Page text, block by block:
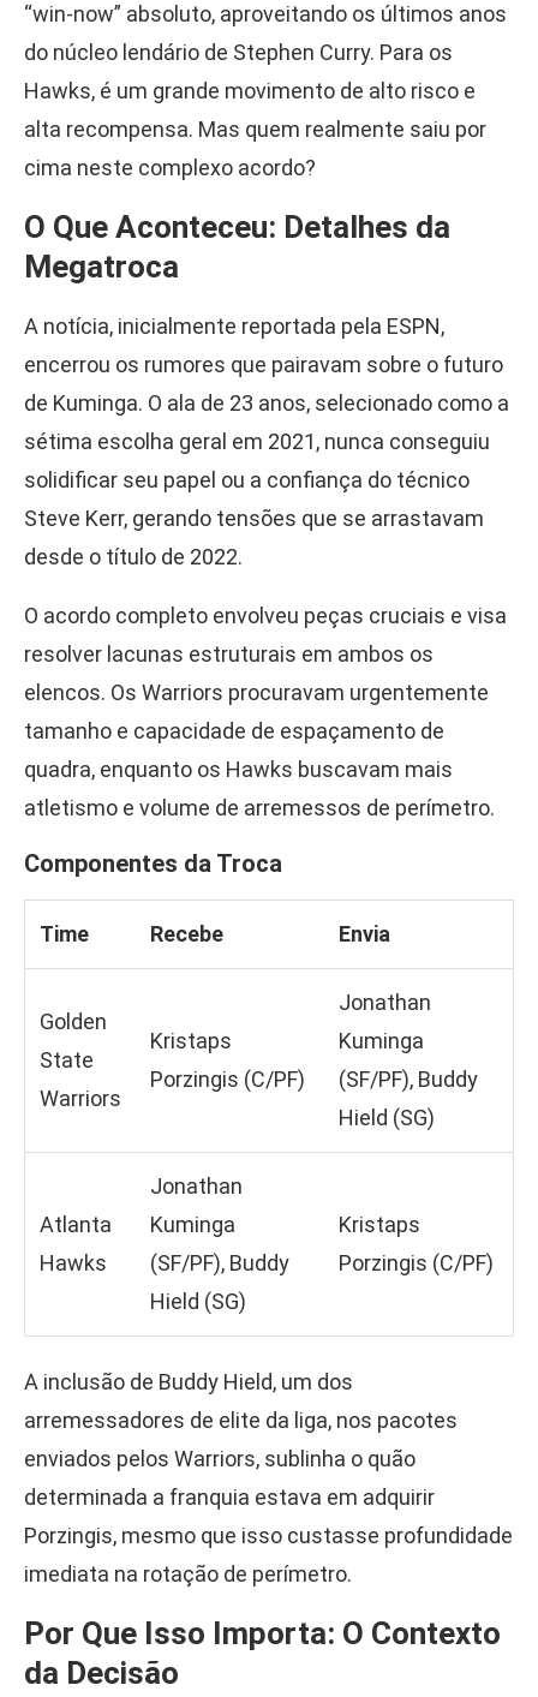
“win-now” absoluto, aproveitando os últimos anos
do núcleo lendário de Stephen Curry. Para os
Hawks, é um grande movimento de alto risco e
alta recompensa. Mas quem realmente saiu por
cima neste complexo acordo?
O Que Aconteceu: Detalhes da
Megatroca
A notícia, inicialmente reportada pela ESPN,
encerrou os rumores que pairavam sobre o futuro
de Kuminga. O ala de 23 anos, selecionado como a
sétima escolha geral em 2021, nunca conseguiu
solidificar seu papel ou a confiança do técnico
Steve Kerr, gerando tensões que se arrastavam
desde o título de 2022.
O acordo completo envolveu peças cruciais e visa
resolver lacunas estruturais em ambos os
elencos. Os Warriors procuravam urgentemente
tamanho e capacidade de espaçamento de
quadra, enquanto os Hawks buscavam mais
atletismo e volume de arremessos de perímetro.
Componentes da Troca
Time Recebe Envia
Golden
State
Warriors
Kristaps
Porzingis (C/PF)
Jonathan
Kuminga
(SF/PF), Buddy
Hield (SG)
Atlanta
Hawks
Jonathan
Kuminga
(SF/PF), Buddy
Hield (SG)
Kristaps
Porzingis (C/PF)
A inclusão de Buddy Hield, um dos
arremessadores de elite da liga, nos pacotes
enviados pelos Warriors, sublinha o quão
determinada a franquia estava em adquirir
Porzingis, mesmo que isso custasse profundidade
imediata na rotação de perímetro.
Por Que Isso Importa: O Contexto
da Decisão